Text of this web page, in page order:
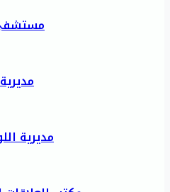
مديرية